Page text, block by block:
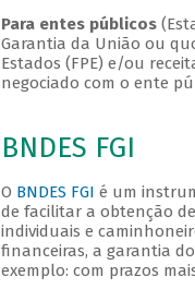
Para entes públicos
Garantia da União ou
Estados (FPE) e/ou
negociado com o ente
BNDES FGI
O BNDES FGI é um
de facilitar a obtenção
individuais e
financeiras, a garantia
exemplo: com prazos